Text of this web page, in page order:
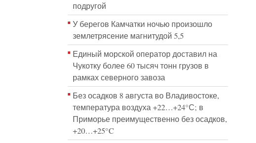
подругой
У берегов Камчатки ночью произошло
землетрясение магнитудой 5,5
Единый морской оператор доставил на
Чукотку более 60 тысяч тонн грузов в
рамках северного завоза
Без осадков 8 августа во Владивостоке,
температура воздуха +22…+24°С; в
Приморье преимущественно без осадков,
+20…+25°C